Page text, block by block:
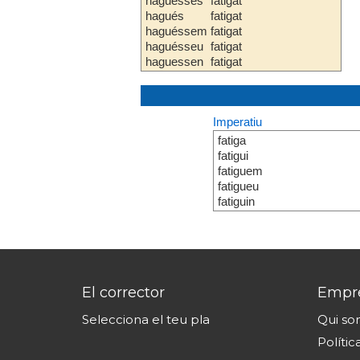
hagués
haguéssem
haguésseu
haguessen
fatigat
fatigat
fatigat
fatigat
Imperatiu
fatiga
fatigui
fatiguem
fatigueu
fatiguin
El corrector
Selecciona el teu pla
Qui